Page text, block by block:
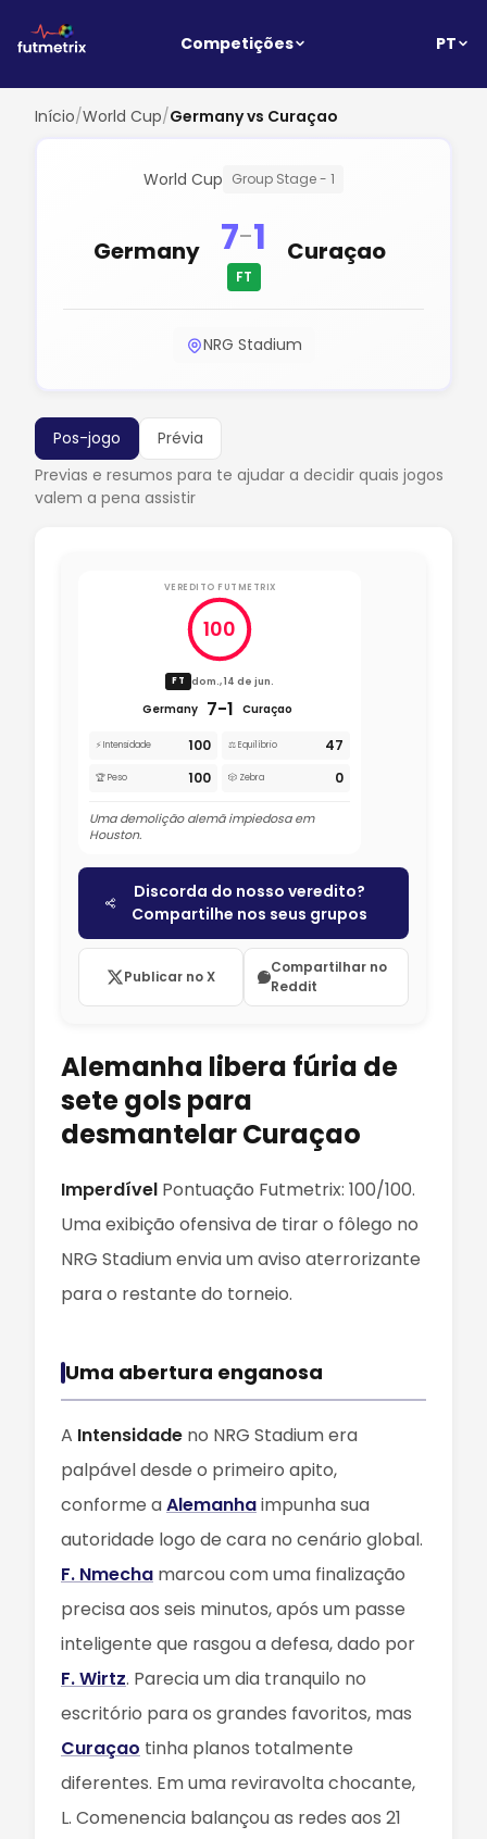
Competições PT
Início/World Cup/Germany vs Curaçao
World Cup Group Stage - 1
Germany 7-1
FT
Curaçao
NRG Stadium
Pos-jogo
Prévia
Previas e resumos para te ajudar a decidir quais jogos
valem a pena assistir
VEREDITO FUTMETRIX
100
FT dom., 14 de jun.
Germany 7-1 Curaçao
⚡ Intensidade 100 ⚖️ Equilíbrio 47
🏆 Peso 100 🎲 Zebra 0
Uma demolição alemã impiedosa em
Houston.
Discorda do nosso veredito?
Compartilhe nos seus grupos
Publicar no X
Compartilhar no
Reddit
Alemanha libera fúria de
sete gols para
desmantelar Curaçao
Imperdível Pontuação Futmetrix: 100/100.
Uma exibição ofensiva de tirar o fôlego no
NRG Stadium envia um aviso aterrorizante
para o restante do torneio.
Uma abertura enganosa
A Intensidade no NRG Stadium era
palpável desde o primeiro apito,
conforme aAlemanhaimpunha sua
autoridade logo de cara no cenário global.
F. Nmecha marcou com uma finalização
precisa aos seis minutos, após um passe
inteligente que rasgou a defesa, dado por
F. Wirtz. Parecia um dia tranquilo no
escritório para os grandes favoritos, mas
Curaçao tinha planos totalmente
diferentes. Em uma reviravolta chocante,
L. Comenencia balançou as redes aos 21